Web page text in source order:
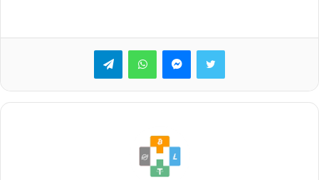
تويتر ماسنجرواتساب تيلقرام